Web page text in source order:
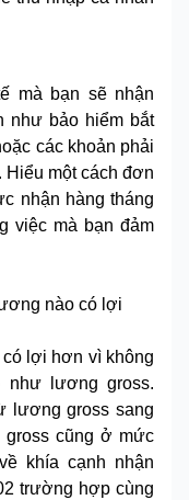
mà bạn sẽ nhận
như bảo hiểm bắt
các khoản phải
một cách đơn
nhận hàng tháng
việc mà bạn đảm
nào có lợi
lợi hơn vì không
như lương gross.
lương gross sang
gross cũng ở mức
khía cạnh nhận
trường hợp cùng